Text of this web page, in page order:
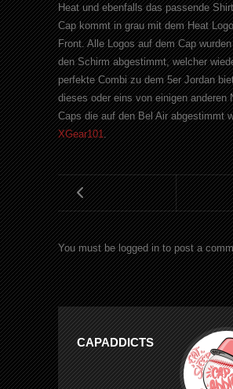
Heat und ebenfalls das passende
Cap kommt in grau mit dem Heat
Front. Alle Logos auf dem Cap
den Schirm abgestimmt, welcher
perfekte Combi zu dem 5er Jordan
dieses oder eins von einigen anderen
Caps die auf den Bel Air abgestimmt
XGear101.
You must be logged in to post a
CAPADDICTS